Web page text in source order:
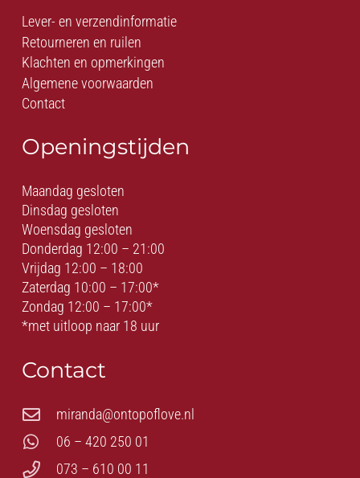
Lever- en verzendinformatie
Retourneren en ruilen
Klachten en opmerkingen
Algemene voorwaarden
Contact
Openingstijden
Maandag gesloten
Dinsdag gesloten
Woensdag gesloten
Donderdag 12:00 – 21:00
Vrijdag 12:00 – 18:00
Zaterdag 10:00 – 17:00*
Zondag 12:00 – 17:00*
*met uitloop naar 18 uur
Contact
miranda@ontopoflove.nl
06 – 420 250 01
073 – 610 00 11